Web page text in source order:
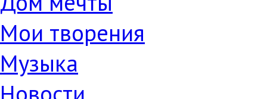
Мои творения
Музыка